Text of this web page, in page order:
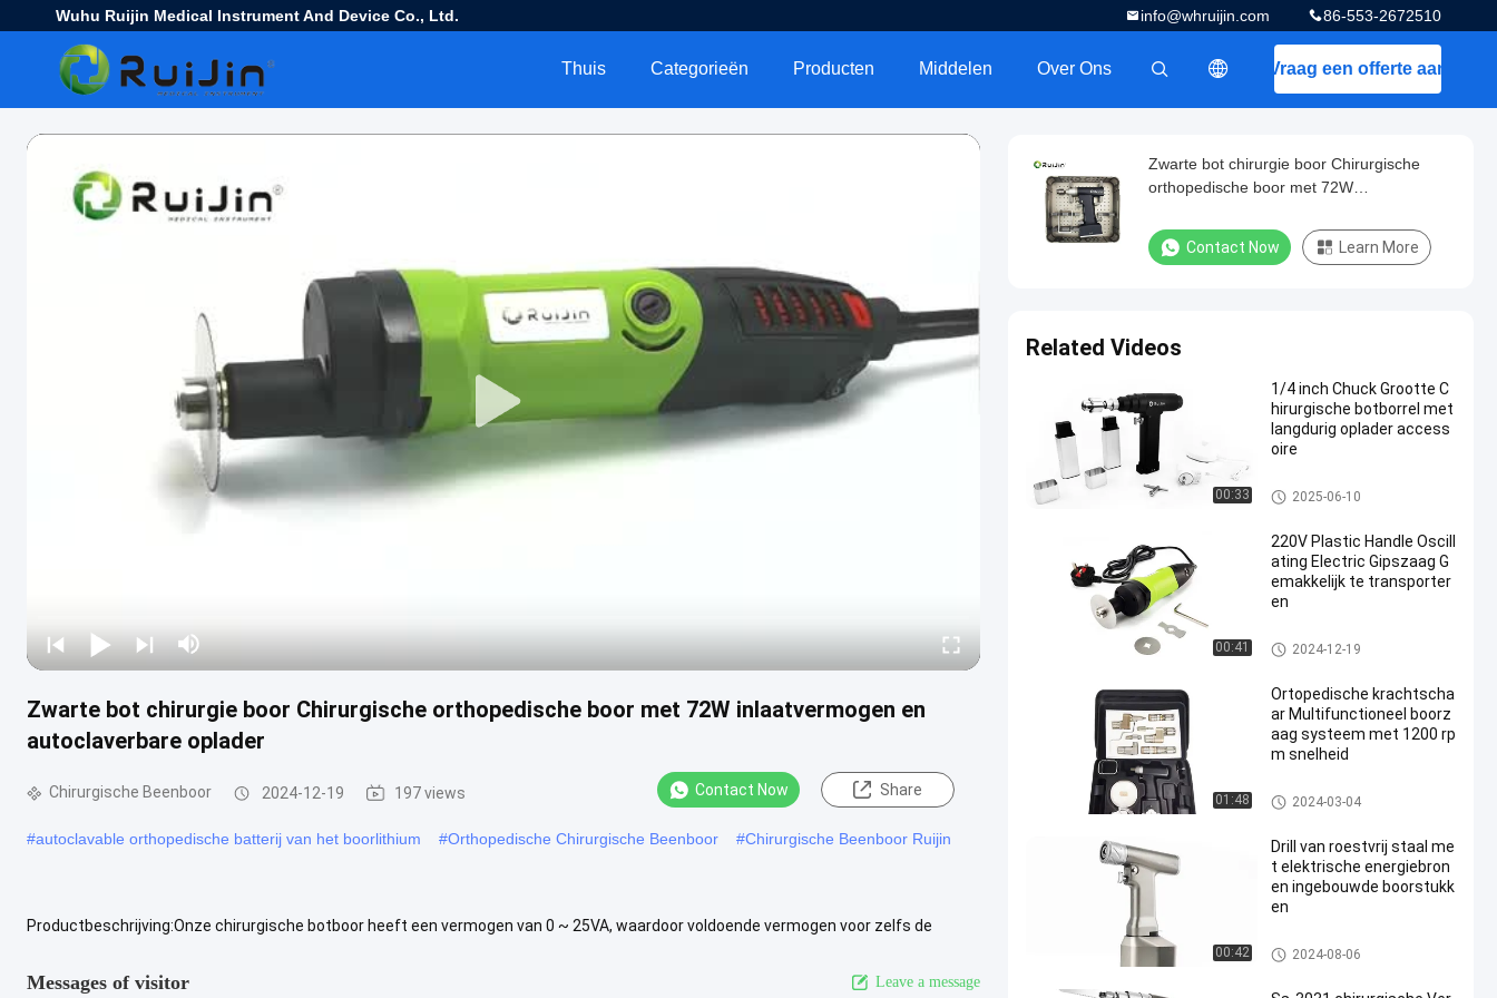
Wuhu Ruijin Medical Instrument And Device Co., Ltd. 86-553-2672510
info@whruijin.com
Vraag een offerte aan
Thuis Categorieën Producten Middelen Over Ons
Zwarte bot chirurgie boor Chirurgische orthopedische boor met 72W inlaatvermogen en
autoclaverbare oplader
Chirurgische Beenboor 2024-12-19 197 views Contact Now Share
#autoclavable orthopedische batterij van het boorlithium #Orthopedische Chirurgische Beenboor #Chirurgische Beenboor Ruijin
Productbeschrijving:Onze chirurgische botboor heeft een vermogen van 0 ~ 25VA, waardoor voldoende vermogen voor zelfs de
Messages of visitor Leave a message
Zwarte bot chirurgie boor Chirurgische
orthopedische boor met 72W
Contact Now Learn More
Related Videos
00:33
1/4 inch Chuck Grootte C
hirurgische botborrel met
langdurig oplader access
oire
Chirurgische Beenboor
2025-06-10
00:41
220V Plastic Handle Oscill
ating Electric Gipszaag G
emakkelijk te transporter
en
Elektrische Pleisterzaag
2024-12-19
01:48
Ortopedische krachtscha
ar Multifunctioneel boorz
aag systeem met 1200 rp
m snelheid
De multifunctionele Boor zag
Systeem
2024-03-04
00:42
Drill van roestvrij staal me
t elektrische energiebron
en ingebouwde boorstukk
en
Stekelboor
2024-08-06